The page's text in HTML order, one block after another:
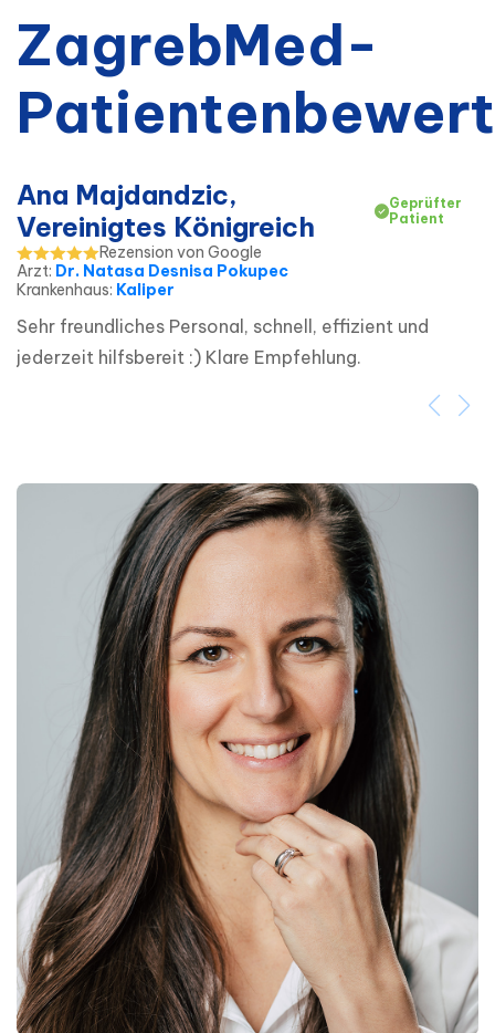
ZagrebMed-
Ana Majdandzic,
Vereinigtes Königreich
Geprüfter
Patient
Rezension von Google
Arzt: Dr. Natasa Desnisa Pokupec
Krankenhaus: Kaliper
Sehr freundliches Personal, schnell, effizient und
jederzeit hilfsbereit :) Klare Empfehlung.